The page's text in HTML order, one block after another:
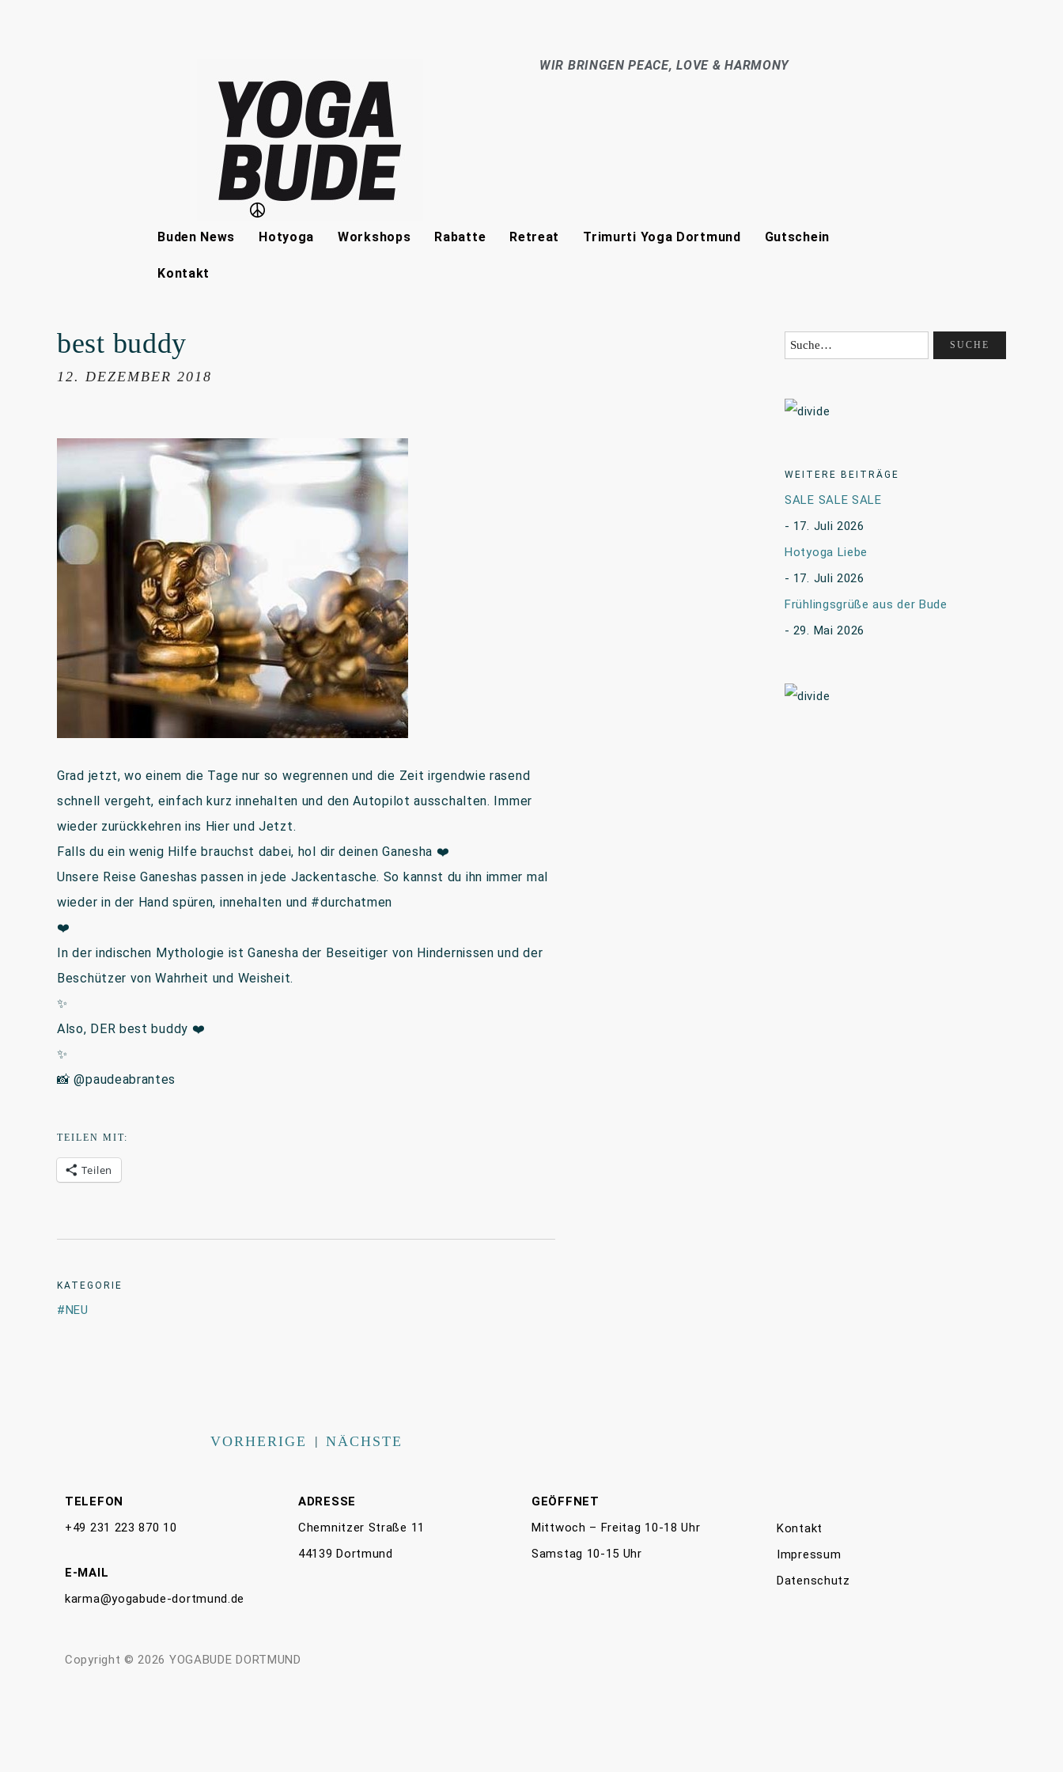
WIR BRINGEN PEACE, LOVE & HARMONY
Buden News Hotyoga Workshops Rabatte Retreat Trimurti Yoga Dortmund Gutschein
Kontakt
best buddy
12. DEZEMBER 2018
Grad jetzt, wo einem die Tage nur so wegrennen und die Zeit irgendwie rasend
schnell vergeht, einfach kurz innehalten und den Autopilot ausschalten. Immer
wieder zurückkehren ins Hier und Jetzt.
Falls du ein wenig Hilfe brauchst dabei, hol dir deinen Ganesha ❤️
Unsere Reise Ganeshas passen in jede Jackentasche. So kannst du ihn immer mal
wieder in der Hand spüren, innehalten und #durchatmen
❤️
In der indischen Mythologie ist Ganesha der Beseitiger von Hindernissen und der
Beschützer von Wahrheit und Weisheit.
✨
Also, DER best buddy ❤️
✨
📸 @paudeabrantes
TEILEN MIT:
Teilen
KATEGORIE
NEU
VORHERIGE | NÄCHSTE
WEITERE BEITRÄGE
SALE SALE SALE
17. Juli 2026
Hotyoga Liebe
17. Juli 2026
Frühlingsgrüße aus der Bude
29. Mai 2026
TELEFON
+49 231 223 870 10
E-MAIL
karma@yogabude-dortmund.de
ADRESSE
Chemnitzer Straße 11
44139 Dortmund
GEÖFFNET
Mittwoch – Freitag 10-18 Uhr
Samstag 10-15 Uhr
Kontakt
Impressum
Datenschutz
Copyright © 2026 YOGABUDE DORTMUND